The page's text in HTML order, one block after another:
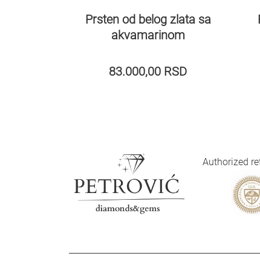
Prsten od belog zlata sa
akvamarinom
83.000,00 RSD
Authorized